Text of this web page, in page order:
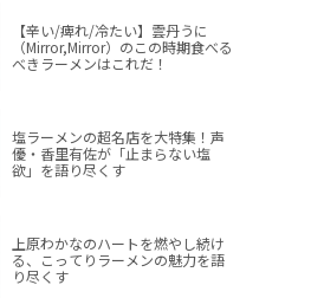
【辛い/痺れ/冷たい】雲丹うに
（Mirror,Mirror）のこの時期食べる
べきラーメンはこれだ！
塩ラーメンの超名店を大特集！声
優・香里有佐が「止まらない塩
欲」を語り尽くす
上原わかなのハートを燃やし続け
る、こってりラーメンの魅力を語
り尽くす